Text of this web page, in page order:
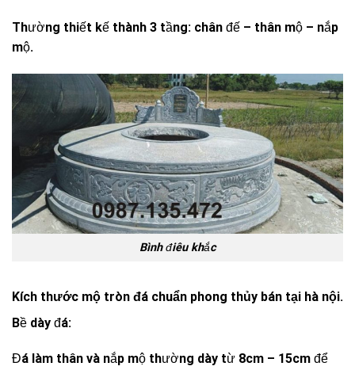
Thường thiết kế thành 3 tầng: chân đế – thân mộ – nắp
mộ.
Bình điêu khắc
Kích thước mộ tròn đá chuẩn phong thủy bán tại hà nội.
Bề dày đá:
Đá làm thân và nắp mộ thường dày từ 8cm – 15cm để